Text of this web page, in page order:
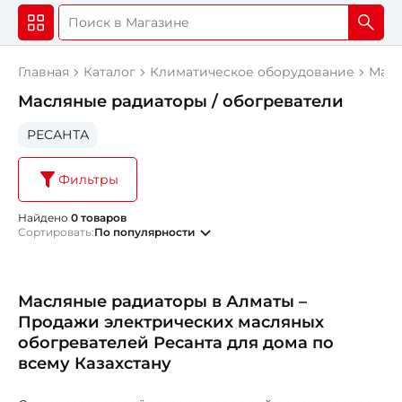
Главная Каталог Климатическое оборудование
Масляные радиаторы / обогреватели
РЕСАНТА
Фильтры
Найдено 0 товаров
Сортировать:По популярности
Масляные радиаторы в Алматы –
Продажи электрических масляных
обогревателей Ресанта для дома по
всему Казахстану